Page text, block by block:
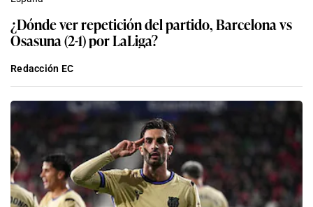
¿Dónde ver repetición del partido, Barcelona vs
Osasuna (2-1) por LaLiga?
Redacción EC